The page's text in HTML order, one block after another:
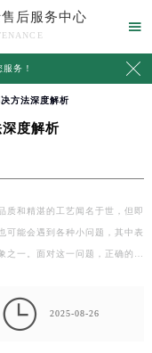
售后服务中心

务！ 
方法深度解析
度解析
质和精湛的工艺闻名于世，但即
可能会遇到各种小问题，其中表
之一。面对这一问题，正确的
 2025-08-26